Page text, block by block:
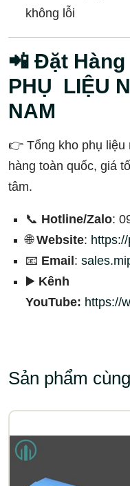
không lỗi
📲 Đặt
PHỤ LIỆU
NAM
👉 Tổng kho phụ liệu
hàng toàn quốc, giá
tâm.
📞 Hotline/Zalo:
🌐Website:
📧 Email :
▶️ Kênh
YouTube: https://
Sản phẩm